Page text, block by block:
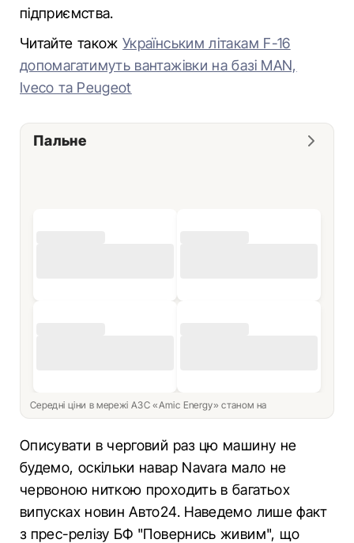
підприємства.
Читайте такожУкраїнським літакам F-16
допомагатимуть вантажівки на базі MAN,
Iveco та Peugeot
Пальне
Середні ціни в мережі АЗС «Amic Energy» станом на
Описувати в черговий раз цю машину не
будемо, оскільки навар Navara мало не
червоною ниткою проходить в багатьох
випусках новин Авто24. Наведемо лише факт
з прес-релізу БФ "Повернись живим", що